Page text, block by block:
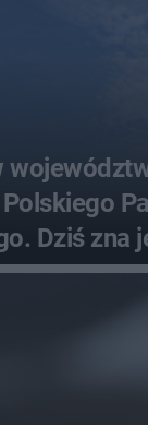
Dziś zna